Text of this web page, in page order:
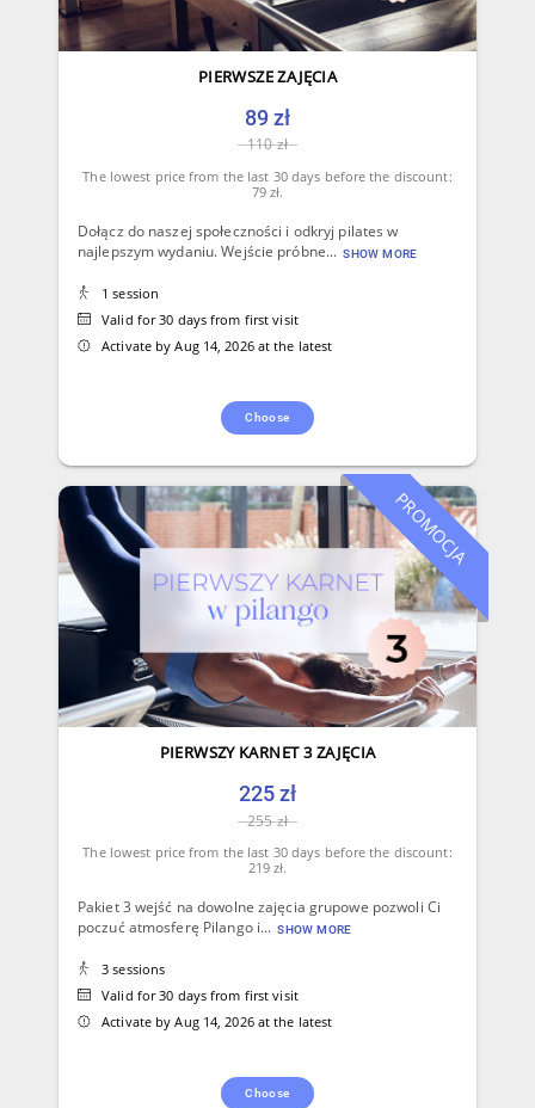
PIERWSZE ZAJĘCIA
89 zł
110 zł
The lowest price from the last 30 days before the discount:
79 zł.
Dołącz do naszej społeczności i odkryj pilates w
najlepszym wydaniu. Wejście próbne... SHOW MORE
1 session
Valid for 30 days from first visit
Activate by Aug 14, 2026 at the latest
Choose
PROMOCJA
PIERWSZY KARNET 3 ZAJĘCIA
225 zł
255 zł
The lowest price from the last 30 days before the discount:
219 zł.
Pakiet 3 wejść na dowolne zajęcia grupowe pozwoli Ci
poczuć atmosferę Pilango i... SHOW MORE
3 sessions
Valid for 30 days from first visit
Activate by Aug 14, 2026 at the latest
Choose